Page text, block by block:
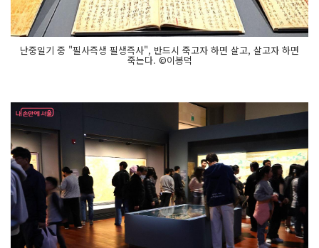
난중일기 중 "필사즉생 필생즉사", 반드시 죽고자 하면 살고, 살고자 하면
죽는다. ©이봉덕